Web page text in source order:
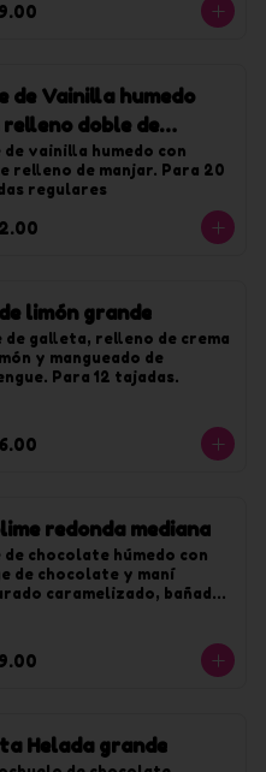
de Vainilla humedo
relleno doble de
mediano
de vainilla humedo con
relleno de manjar. Para 20
regulares
limón grande
de galleta, relleno de crema
y mangueado de
Para 12 tajadas.
redonda mediana
de chocolate húmedo con
de chocolate y maní
caramelizado, bañado
Helada grande